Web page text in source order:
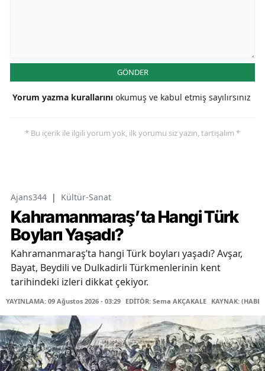
GÖNDER
Yorum yazma kurallarını okumuş ve kabul etmiş sayılırsınız
* Bu içerik ile ilgili yorum yok, ilk yorumu siz yazın, tartışalım *
Ajans344 | Kültür-Sanat
Kahramanmaraş’ta Hangi Türk
Boyları Yaşadı?
Kahramanmaraş’ta hangi Türk boyları yaşadı? Avşar,
Bayat, Beydili ve Dulkadirli Türkmenlerinin kent
tarihindeki izleri dikkat çekiyor.
YAYINLAMA: 09 Ağustos 2026 - 03:29 EDİTÖR: Sema AKÇAKALE KAYNAK: